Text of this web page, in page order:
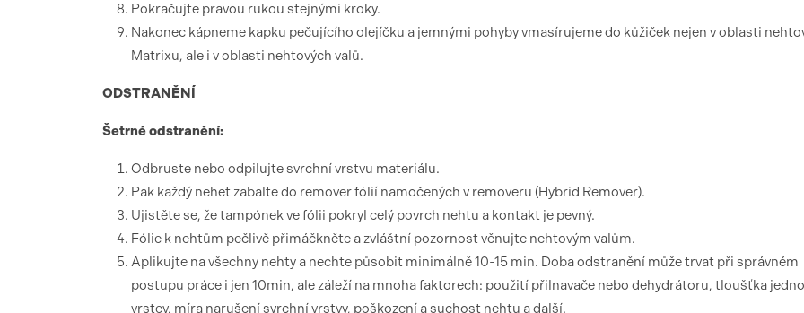
Pokračujte pravou rukou stejnými kroky.
Nakonec kápneme kapku pečujícího olejíčku a jemnými pohyby vmasírujeme do kůžiček nejen v oblasti
Matrixu, ale i v oblasti nehtových valů.
ODSTRANĚNÍ
Šetrné odstranění:
Odbruste nebo odpilujte svrchní vrstvu materiálu.
Pak každý nehet zabalte do remover fólií namočených v removeru (Hybrid Remover).
Ujistěte se, že tampónek ve fólii pokryl celý povrch nehtu a kontakt je pevný.
Fólie k nehtům pečlivě přimáčkněte a zvláštní pozornost věnujte nehtovým valům.
Aplikujte na všechny nehty a nechte působit minimálně 10-15 min. Doba odstranění může trvat při správném
postupu práce i jen 10min, ale záleží na mnoha faktorech: použití přilnavače nebo dehydrátoru, tloušťka
vrstev, míra narušení svrchní vrstvy, poškození a suchost nehtu a další.